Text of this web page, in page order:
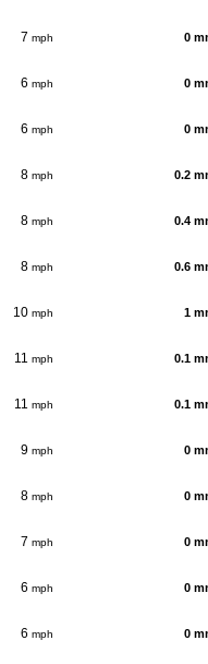
7 mph 0
6 mph 0
6 mph 0
8 mph 0.2
8 mph 0.4
8 mph 0.6
10 mph 1
11 mph 0.1
11 mph 0.1
9 mph 0
8 mph 0
7 mph 0
6 mph 0
6 mph 0